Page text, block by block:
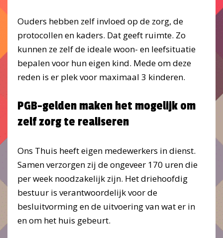
Ouders hebben zelf invloed op de zorg, de
protocollen en kaders. Dat geeft ruimte. Zo
kunnen ze zelf de ideale woon- en leefsituatie
bepalen voor hun eigen kind. Mede om deze
reden is er plek voor maximaal 3 kinderen.
PGB-gelden maken het mogelijk om
zelf zorg te realiseren
Ons Thuis heeft eigen medewerkers in dienst.
Samen verzorgen zij de ongeveer 170 uren die
per week noodzakelijk zijn. Het driehoofdig
bestuur is verantwoordelijk voor de
besluitvorming en de uitvoering van wat er in
en om het huis gebeurt.